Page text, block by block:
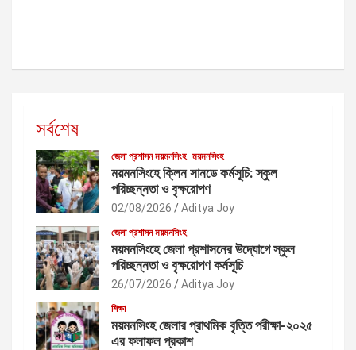
সর্বশেষ
জেলা প্রশাসন ময়মনসিংহ ময়মনসিংহ
ময়মনসিংহে ক্লিন সানডে কর্মসূচি: স্কুল
পরিচ্ছন্নতা ও বৃক্ষরোপণ
02/08/2026 Aditya Joy
জেলা প্রশাসন ময়মনসিংহ
ময়মনসিংহে জেলা প্রশাসনের উদ্যোগে স্কুল
পরিচ্ছন্নতা ও বৃক্ষরোপণ কর্মসূচি
26/07/2026 Aditya Joy
শিক্ষা
ময়মনসিংহ জেলার প্রাথমিক বৃত্তি পরীক্ষা-২০২৫
এর ফলাফল প্রকাশ